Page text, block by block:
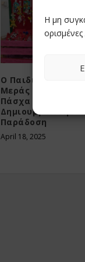
Η μη
ορισμένες
Ο Παιδικός
Μεράς γιόρτασε το
Πάσχα με
Δημιουργικότητα
Παράδοση
April 18, 2025